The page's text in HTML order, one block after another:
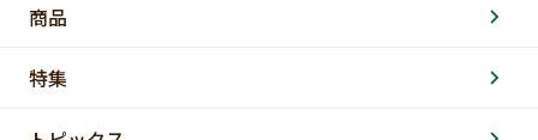
商品
特集